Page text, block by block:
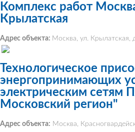
Комплекс работ
Крылатская
Адрес объекта: Москва, ул. Крылатская,
Технологическое
энергопринимающих
электрическим сетям
Московский регион"
Адрес объекта: Москва,